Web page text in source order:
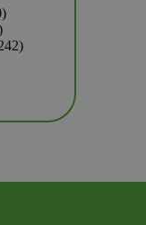
170
producten
4242